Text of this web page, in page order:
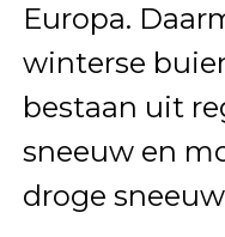
Europa.
winterse
bestaan uit
sneeuw en
droge